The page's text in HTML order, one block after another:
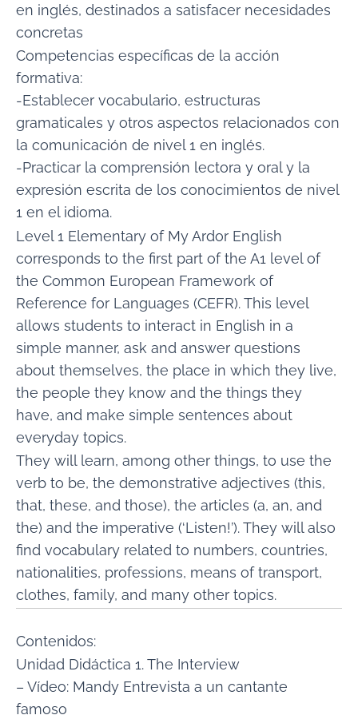
en inglés, destinados a satisfacer necesidades
concretas
Competencias específicas de la acción
formativa:
-Establecer vocabulario, estructuras
gramaticales y otros aspectos relacionados con
la comunicación de nivel 1 en inglés.
-Practicar la comprensión lectora y oral y la
expresión escrita de los conocimientos de nivel
1 en el idioma.
Level 1 Elementary of My Ardor English
corresponds to the first part of the A1 level of
the Common European Framework of
Reference for Languages (CEFR). This level
allows students to interact in English in a
simple manner, ask and answer questions
about themselves, the place in which they live,
the people they know and the things they
have, and make simple sentences about
everyday topics.
They will learn, among other things, to use the
verb to be, the demonstrative adjectives (this,
that, these, and those), the articles (a, an, and
the) and the imperative (‘Listen!’). They will also
find vocabulary related to numbers, countries,
nationalities, professions, means of transport,
clothes, family, and many other topics.
Contenidos:
Unidad Didáctica 1. The Interview
– Vídeo: Mandy Entrevista a un cantante
famoso